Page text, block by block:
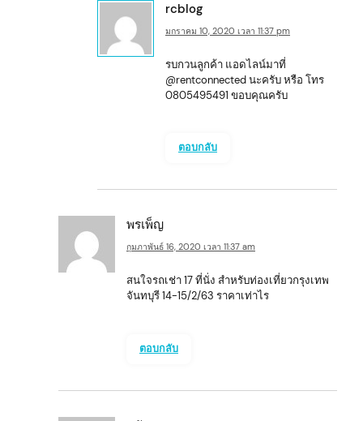
rcblog
มกราคม 10, 2020 เวลา 11:37 pm
รบกวนลูกค้า แอดไลน์มาที่
@rentconnected นะครับ หรือ โทร
0805495491 ขอบคุณครับ
ตอบกลับ
พรเพ็ญ
กุมภาพันธ์ 16, 2020 เวลา 11:37 am
สนใจรถเช่า 17 ที่นั่ง สำหรับท่องเที่ยวกรุงเทพ
จันทบุรี 14-15/2/63 ราคาเท่าไร
ตอบกลับ